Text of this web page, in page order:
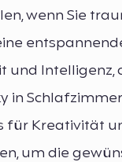
wenn Sie
und Intelligenz,
in
für Kreativität
um die